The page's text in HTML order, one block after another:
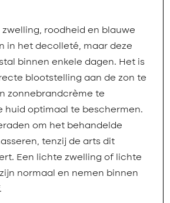
roodheid en blauwe
in het decolleté, maar deze
binnen enkele dagen. Het is
blootstelling aan de zon te
zonnebrandcrème te
huid optimaal te beschermen.
om het behandelde
tenzij de arts dit
Een lichte zwelling of lichte
normaal en nemen binnen